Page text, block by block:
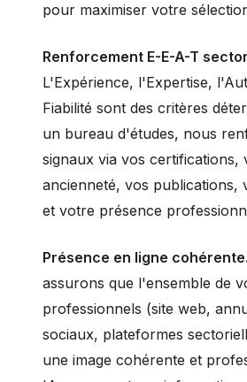
pour maximiser votre
Renforcement E-E-A-T
L'Expérience, l'Expertise,
Fiabilité sont des critères
un bureau d'études, nous
signaux via vos certifications,
ancienneté, vos publications,
et votre présence
Présence en ligne cohérente.
assurons que l'ensemble de
professionnels (site web,
sociaux, plateformes
une image cohérente et